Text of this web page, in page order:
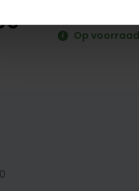
Mflor
Op voorraad